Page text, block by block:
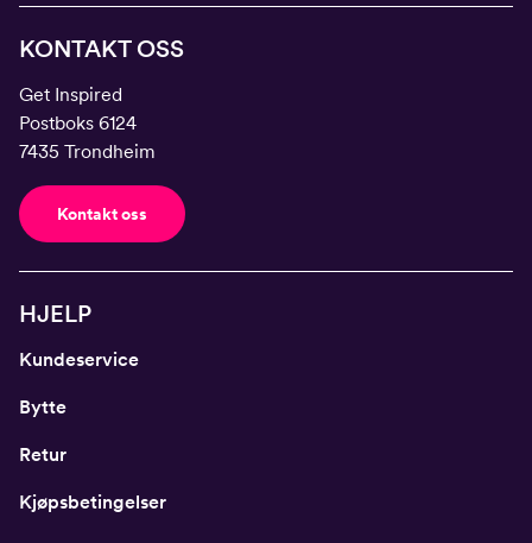
KONTAKT OSS
Get Inspired
Postboks 6124
7435 Trondheim
Kontakt oss
HJELP
Kundeservice
Bytte
Retur
Kjøpsbetingelser